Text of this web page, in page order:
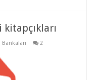
kitapçıkları
Bankaları 2